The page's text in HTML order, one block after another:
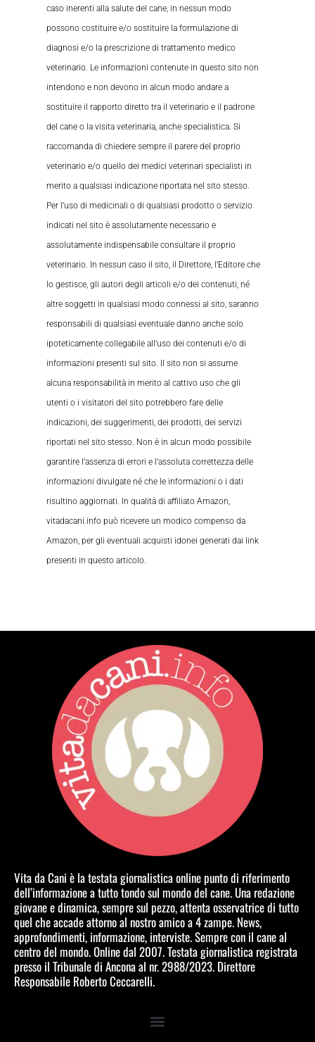
caso inerenti alla salute del cane, in nessun modo
possono costituire e/o sostituire la formulazione di
diagnosi e/o la prescrizione di trattamento medico
veterinario. Le informazioni contenute in questo sito non
intendono e non devono in alcun modo andare a
sostituire il rapporto diretto tra il veterinario e il padrone
del cane o la visita veterinaria, anche specialistica. Si
raccomanda di chiedere sempre il parere del proprio
veterinario e/o quello dei medici veterinari specialisti in
merito a qualsiasi indicazione riportata nel sito stesso.
Per l’uso di medicinali o di qualsiasi prodotto o servizio
indicati nel sito è assolutamente necessario e
assolutamente indispensabile consultare il proprio
veterinario. In nessun caso il sito, il Direttore, l’Editore che
lo gestisce, gli autori degli articoli e/o dei contenuti, né
altre soggetti in qualsiasi modo connessi al sito, saranno
responsabili di qualsiasi eventuale danno anche solo
ipoteticamente collegabile all’uso dei contenuti e/o di
informazioni presenti sul sito. Il sito non si assume
alcuna responsabilità in merito al cattivo uso che gli
utenti o i visitatori del sito potrebbero fare delle
indicazioni, dei suggerimenti, dei prodotti, dei servizi
riportati nel sito stesso. Non è in alcun modo possibile
garantire l’assenza di errori e l’assoluta correttezza delle
informazioni divulgate né che le informazioni o i dati
risultino aggiornati. In qualità di affiliato Amazon,
vitadacani.info può ricevere un modico compenso da
Amazon, per gli eventuali acquisti idonei generati dai link
presenti in questo articolo.
Vita da Cani è la testata giornalistica online punto di riferimento
dell’informazione a tutto tondo sul mondo del cane. Una redazione
giovane e dinamica, sempre sul pezzo, attenta osservatrice di tutto
quel che accade attorno al nostro amico a 4 zampe. News,
approfondimenti, informazione, interviste. Sempre con il cane al
centro del mondo. Online dal 2007. Testata giornalistica registrata
presso il Tribunale di Ancona al nr. 2988/2023. Direttore
Responsabile Roberto Ceccarelli.